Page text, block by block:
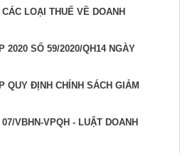
LOẠI THUẾ VỀ DOANH
2020 SỐ 59/2020/QH14 NGÀY
QUY ĐỊNH CHÍNH SÁCH GIẢM
VBHN-VPQH - LUẬT DOANH